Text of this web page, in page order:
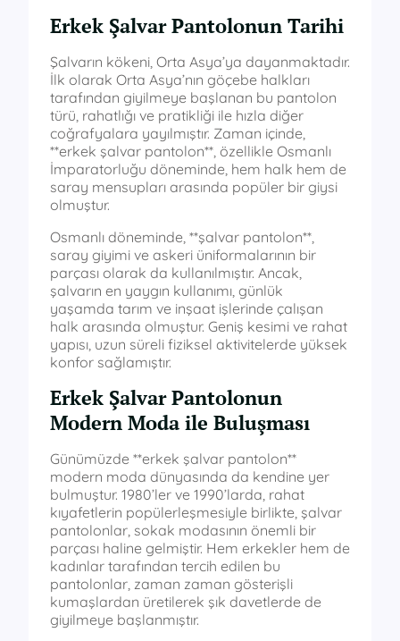
Erkek Şalvar Pantolonun Tarihi
Şalvarın kökeni, Orta Asya’ya dayanmaktadır.
İlk olarak Orta Asya’nın göçebe halkları
tarafından giyilmeye başlanan bu pantolon
türü, rahatlığı ve pratikliği ile hızla diğer
coğrafyalara yayılmıştır. Zaman içinde,
**erkek şalvar pantolon**, özellikle Osmanlı
İmparatorluğu döneminde, hem halk hem de
saray mensupları arasında popüler bir giysi
olmuştur.
Osmanlı döneminde, **şalvar pantolon**,
saray giyimi ve askeri üniformalarının bir
parçası olarak da kullanılmıştır. Ancak,
şalvarın en yaygın kullanımı, günlük
yaşamda tarım ve inşaat işlerinde çalışan
halk arasında olmuştur. Geniş kesimi ve rahat
yapısı, uzun süreli fiziksel aktivitelerde yüksek
konfor sağlamıştır.
Erkek Şalvar Pantolonun
Modern Moda ile Buluşması
Günümüzde **erkek şalvar pantolon**
modern moda dünyasında da kendine yer
bulmuştur. 1980’ler ve 1990’larda, rahat
kıyafetlerin popülerleşmesiyle birlikte, şalvar
pantolonlar, sokak modasının önemli bir
parçası haline gelmiştir. Hem erkekler hem de
kadınlar tarafından tercih edilen bu
pantolonlar, zaman zaman gösterişli
kumaşlardan üretilerek şık davetlerde de
giyilmeye başlanmıştır.